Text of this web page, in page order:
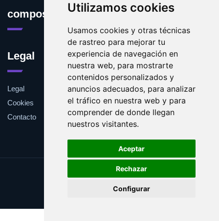
Utilizamos cookies
Usamos cookies y otras técnicas
de rastreo para mejorar tu
experiencia de navegación en
nuestra web, para mostrarte
contenidos personalizados y
anuncios adecuados, para analizar
el tráfico en nuestra web y para
comprender de donde llegan
nuestros visitantes.
Aceptar
Rechazar
Configurar
compostaje.es
Legal
Legal
Cookies
Contacto
Update cookies preferences
Copyright © 2025 compostaje.es